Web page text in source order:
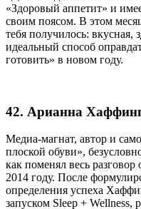
«Здоровый аппетит» и
своим поясом. В этом
тебя получилось: вкусная,
идеальный способ
готовить» в новом году.
42. Арианна
Медиа-магнат, автор и
плоской обуви»,
как поменял весь
2014 году. После
определения успеха
запуском Sleep + Wellness,